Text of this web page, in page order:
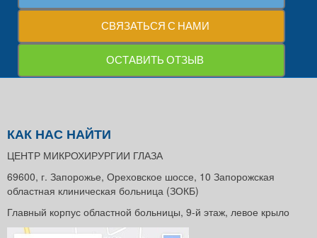
СВЯЗАТЬСЯ С НАМИ
ОСТАВИТЬ ОТЗЫВ
КАК НАС НАЙТИ
ЦЕНТР МИКРОХИРУРГИИ ГЛАЗА
69600, г. Запорожье, Ореховское шоссе, 10 Запорожская
областная клиническая больница (ЗОКБ)
Главный корпус областной больницы, 9-й этаж, левое крыло